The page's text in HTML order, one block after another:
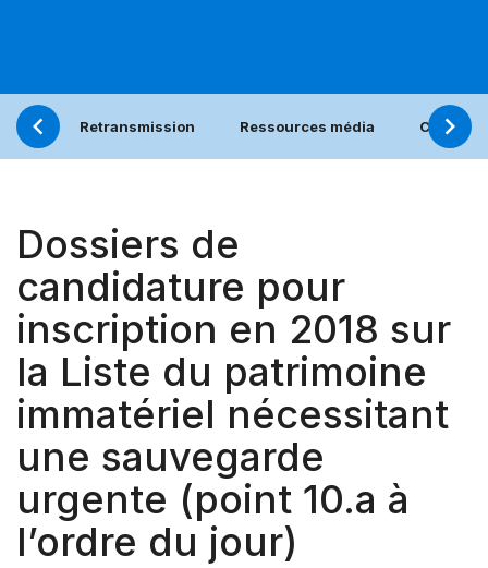
Retransmission Ressources média
Dossiers de
candidature pour
inscription en 2018 sur
la Liste du patrimoine
immatériel nécessitant
une sauvegarde
urgente (point 10.a à
l’ordre du jour)